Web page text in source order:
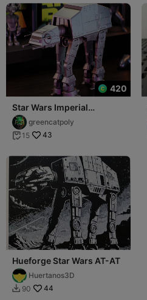
420
Star Wars Imperial
armored walker AT AT
greencatpoly
 15 43
Hueforge Star Wars AT-AT
Huertanos3D
 90 44